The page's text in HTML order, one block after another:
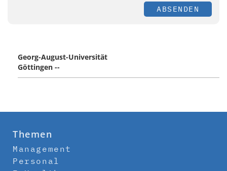
ABSENDEN
Georg-August-Universität
Göttingen --
Themen
Management
Personal